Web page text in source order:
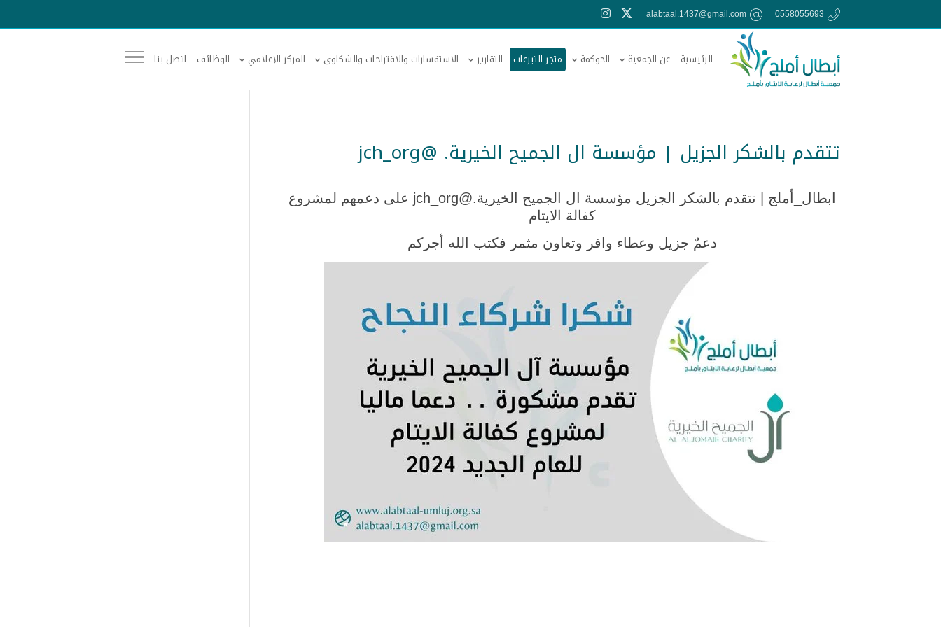
0558055693
alabtaal.1437@gmail.com
الرئيسية عن الجمعية الحوكمة متجر التبرعات التقارير الاستفسارات والاقتراحات والشكاوى المركز الإعلامي الوظائف اتصل بنا
تتقدم بالشكر الجزيل | مؤسسة ال الجميح الخيرية. @jch_org
ابطال_أملج | تتقدم بالشكر الجزيل مؤسسة ال الجميح الخيرية.@jch_org على دعمهم لمشروع
كفالة الايتام
دعمٌ جزيل وعطاء وافر وتعاون مثمر فكتب الله أجركم